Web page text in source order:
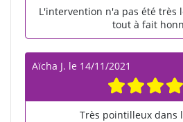
L'intervention n'a pas été très
tout à fait
Aïcha J. le 14/11/2021
Très pointilleux dans